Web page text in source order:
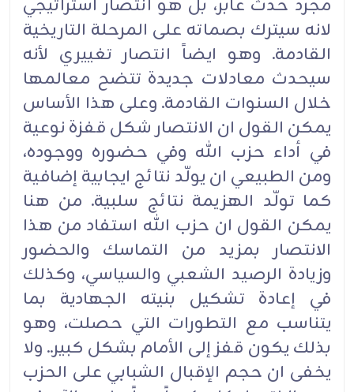
مجرد حدث عابر، بل هو انتصار استراتيجي
لانه سيترك بصماته على المرحلة التاريخية
القادمة. وهو ايضاً انتصار تغييري لأنه
سيحدث معادلات جديدة تتضح معالمها
خلال السنوات القادمة. وعلى هذا الأساس
يمكن القول ان الانتصار شكل قفزة نوعية
في أداء حزب الله وفي حضوره ووجوده،
ومن الطبيعي ان يولّد نتائج ايجابية إضافية
كما تولّد الهزيمة نتائج سلبية. من هنا
يمكن القول ان حزب الله استفاد من هذا
الانتصار بمزيد من التماسك والحضور
وزيادة الرصيد الشعبي والسياسي، وكذلك
في إعادة تشكيل بنيته الجهادية بما
يتناسب مع التطورات التي حصلت، وهو
بذلك يكون قفز إلى الأمام بشكل كبير.. ولا
يخفى ان حجم الإقبال الشبابي على الحزب